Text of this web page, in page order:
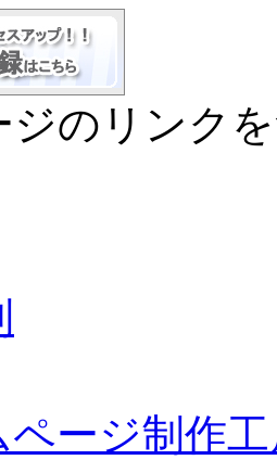
ジのリンク
ージ制作